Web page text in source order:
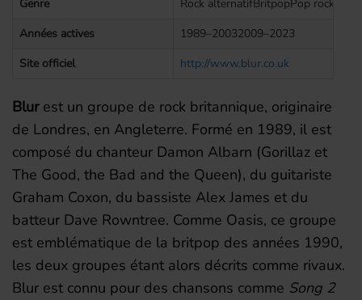
Genre
Rock alternatifBritpopPop
Années actives
1989–20032009–2023
Site officiel
http://www.blur.co.uk
Blurest un groupe de rock britannique, originaire
de Londres, en Angleterre. Formé en 1989, il est
composé du chanteur Damon Albarn (Gorillaz et
The Good, the Bad and the Queen), du guitariste
Graham Coxon, du bassiste Alex James et du
batteur Dave Rowntree. Comme Oasis, ce groupe
est emblématique de la britpop des années 1990,
les deux groupes étant alors décrits comme rivaux.
Blur est connu pour des chansons comme Song 2